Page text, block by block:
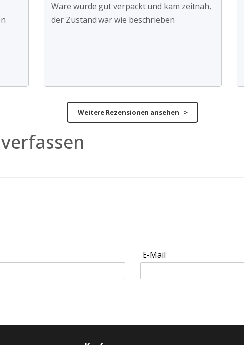
Ware wurde gut verpackt und kam zeitnah,
der Zustand war wie beschrieben
Weitere Rezensionen ansehen >
E-Mail